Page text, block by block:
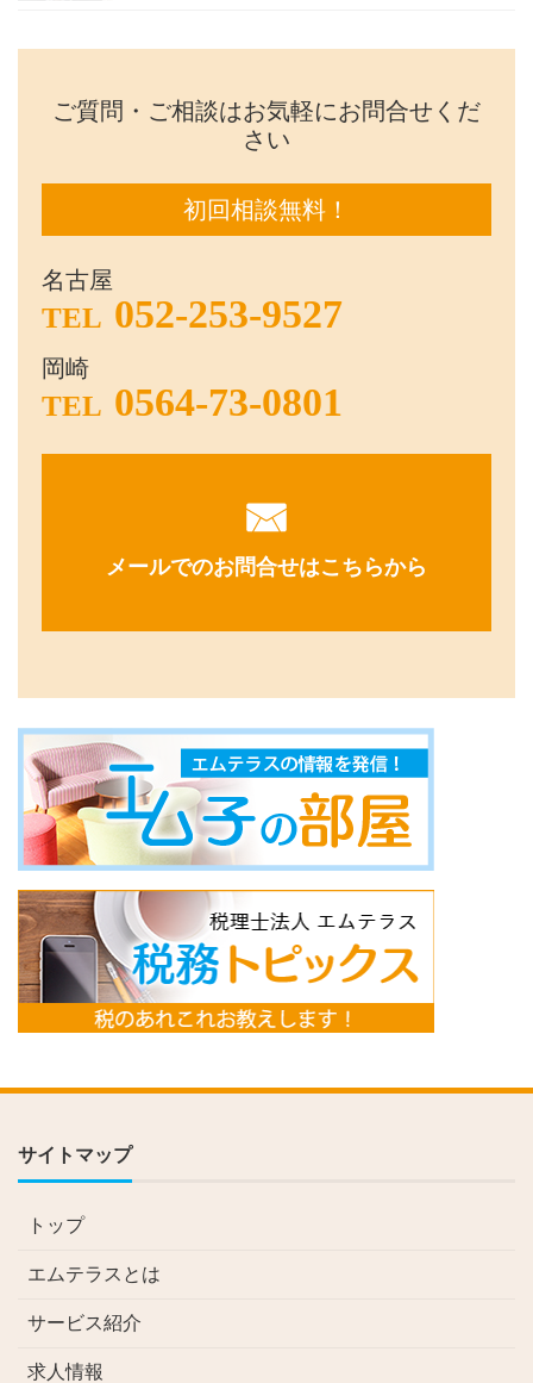
ご質問・ご相談はお気軽にお問合せくだ
さい
初回相談無料！
名古屋
TEL 052-253-9527
岡崎
TEL 0564-73-0801
メールでのお問合せはこちらから
サイトマップ
トップ
エムテラスとは
サービス紹介
求人情報